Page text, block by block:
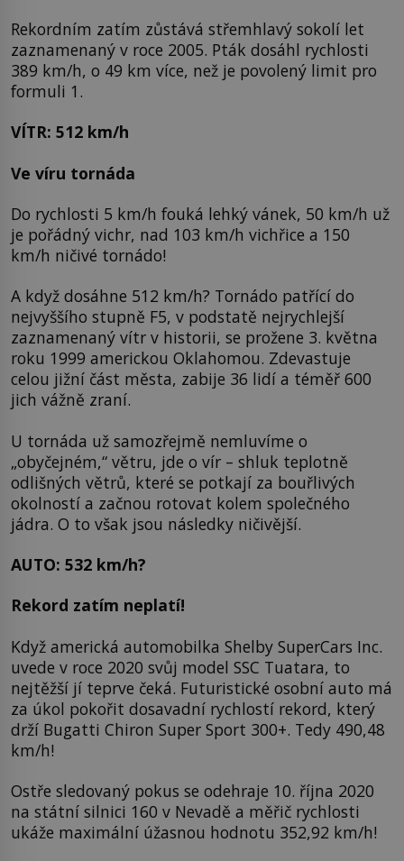
Rekordním zatím zůstává střemhlavý sokolí let
zaznamenaný v roce 2005. Pták dosáhl rychlosti
389 km/h, o 49 km více, než je povolený limit pro
formuli 1.
VÍTR: 512 km/h
Ve víru tornáda
Do rychlosti 5 km/h fouká lehký vánek, 50 km/h už
je pořádný vichr, nad 103 km/h vichřice a 150
km/h ničivé tornádo!
A když dosáhne 512 km/h? Tornádo patřící do
nejvyššího stupně F5, v podstatě nejrychlejší
zaznamenaný vítr v historii, se prožene 3. května
roku 1999 americkou Oklahomou. Zdevastuje
celou jižní část města, zabije 36 lidí a téměř 600
jich vážně zraní.
U tornáda už samozřejmě nemluvíme o
„obyčejném,“ větru, jde o vír – shluk teplotně
odlišných větrů, které se potkají za bouřlivých
okolností a začnou rotovat kolem společného
jádra. O to však jsou následky ničivější.
AUTO: 532 km/h?
Rekord zatím neplatí!
Když americká automobilka Shelby SuperCars Inc.
uvede v roce 2020 svůj model SSC Tuatara, to
nejtěžší jí teprve čeká. Futuristické osobní auto má
za úkol pokořit dosavadní rychlostí rekord, který
drží Bugatti Chiron Super Sport 300+. Tedy 490,48
km/h!
Ostře sledovaný pokus se odehraje 10. října 2020
na státní silnici 160 v Nevadě a měřič rychlosti
ukáže maximální úžasnou hodnotu 352,92 km/h!